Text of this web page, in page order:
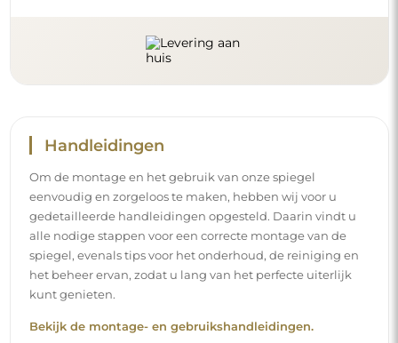
Handleidingen
Om de montage en het gebruik van onze spiegel
eenvoudig en zorgeloos te maken, hebben wij voor u
gedetailleerde handleidingen opgesteld. Daarin vindt u
alle nodige stappen voor een correcte montage van de
spiegel, evenals tips voor het onderhoud, de reiniging en
het beheer ervan, zodat u lang van het perfecte uiterlijk
kunt genieten.
Bekijk de montage- en gebruikshandleidingen.